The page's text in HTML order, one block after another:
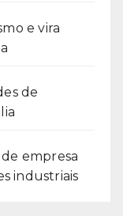
e vira
de
empresa
industriais